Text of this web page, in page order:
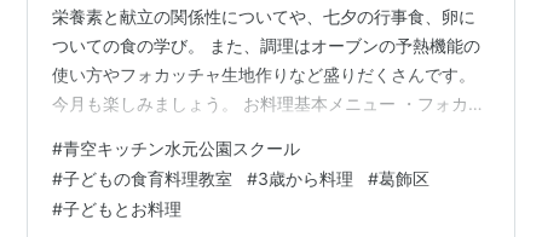
栄養素と献立の関係性についてや、七夕の行事食、卵に
ついての食の学び。 また、調理はオーブンの予熱機能の
使い方やフォカッチャ生地作りなど盛りだくさんです。
今月も楽しみましょう。 お料理基本メニュー ・フォカッ
ージチーズサラダ ☆幼児メニュー （フォカッチャ、スク
ランブルエッグ） ＜食育学習内容＞ 高学年・低学年 フ
ォカッチャ、朝食について 幼児 小麦粉、朝ごはんについ
#青空キッチン水元公園スクール
#子どもの食育料理教室 #3歳から料理 #葛飾区
#子どもとお料理